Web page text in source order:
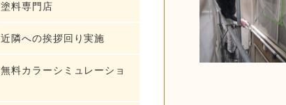
塗料専門店
近隣への挨拶回り実施
無料カラーシミュレーショ